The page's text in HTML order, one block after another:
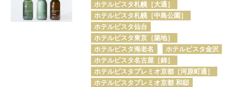
の不正アクセスは行われておらず、お客様の予約情報は適切に
保護されていることを確認しております。
ホテルビスタ札幌［大通］
ホテルビスタ札幌［中島公園］
ホテルビスタ仙台
ホテルビスタ東京［築地］
ホテルビスタ海老名
ホテルビスタ金沢
ホテルビスタ名古屋［錦］
ホテルビスタプレミオ京都［河原町通］
ホテルビスタプレミオ京都 和邸
よくあるお問合せ
ホテルビスタメンバーズクラブ